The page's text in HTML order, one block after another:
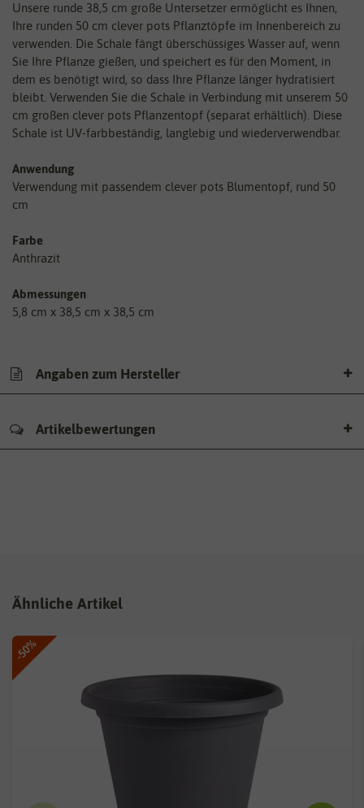
Unsere runde 38,5 cm große Untersetzer ermöglicht es Ihnen,
Ihre runden 50 cm clever pots Pflanztöpfe im Innenbereich zu
verwenden. Die Schale fängt überschüssiges Wasser auf, wenn
Sie Ihre Pflanze gießen, und speichert es für den Moment, in
dem es benötigt wird, so dass Ihre Pflanze länger hydratisiert
bleibt. Verwenden Sie die Schale in Verbindung mit unserem 50
cm großen clever pots Pflanzentopf (separat erhältlich). Diese
Schale ist UV-farbbeständig, langlebig und wiederverwendbar.
Anwendung
Verwendung mit passendem clever pots Blumentopf, rund 50
cm
Farbe
Anthrazit
Abmessungen
5,8 cm x 38,5 cm x 38,5 cm
Angaben zum Hersteller
Artikelbewertungen
Ähnliche Artikel
-50%